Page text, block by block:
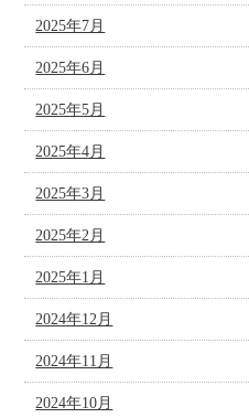
2025年7月
2025年6月
2025年5月
2025年4月
2025年3月
2025年2月
2025年1月
2024年12月
2024年11月
2024年10月